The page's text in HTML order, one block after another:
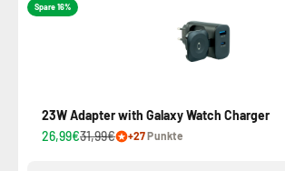
Spare 16%
23W Adapter with Galaxy Watch Charger
26,99€31,99€ +27Punkte